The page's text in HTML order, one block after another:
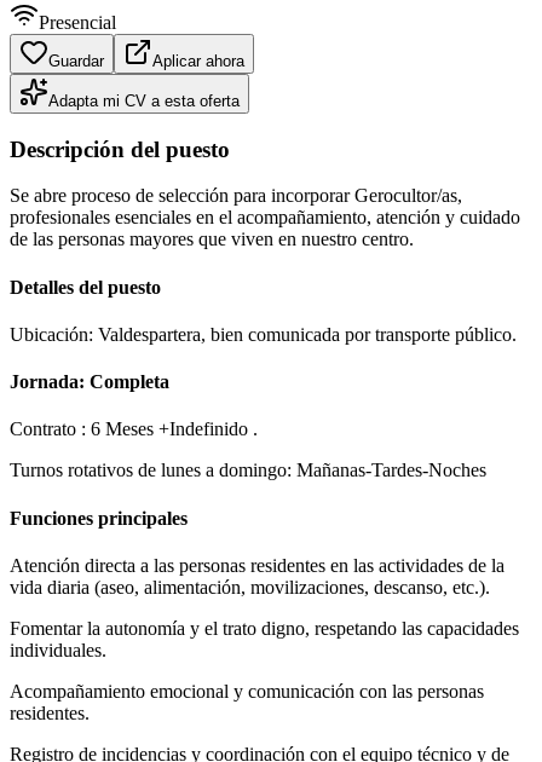
Presencial
Guardar Aplicar ahora
Adapta mi CV a esta oferta
Descripción del puesto
Se abre proceso de selección para incorporar Gerocultor/as,
profesionales esenciales en el acompañamiento, atención y cuidado
de las personas mayores que viven en nuestro centro.
Detalles del puesto
Ubicación: Valdespartera, bien comunicada por transporte público.
Jornada: Completa
Contrato : 6 Meses +Indefinido .
Turnos rotativos de lunes a domingo: Mañanas-Tardes-Noches
Funciones principales
Atención directa a las personas residentes en las actividades de la
vida diaria (aseo, alimentación, movilizaciones, descanso, etc.).
Fomentar la autonomía y el trato digno, respetando las capacidades
individuales.
Acompañamiento emocional y comunicación con las personas
residentes.
Registro de incidencias y coordinación con el equipo técnico y de